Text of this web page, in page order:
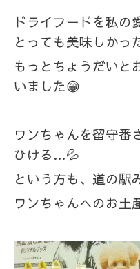
ドライフードを私の
とっても美味しかっ
もっとちょうだいと
いました😁
ワンちゃんを留守番
ひける…💦
という方も、道の駅
ワンちゃんへのお土